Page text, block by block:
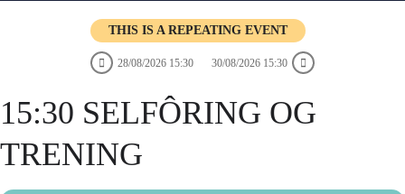
THIS IS A REPEATING EVENT
28/08/2026 15:30 30/08/2026 15:30
15:30 SELFÔRING OG
TRENING